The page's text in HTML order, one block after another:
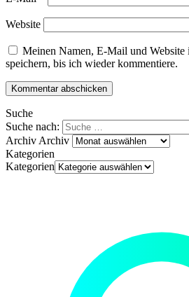
Website
Meinen Namen, E-Mail und Website
speichern, bis ich wieder kommentiere.
Suche
Suche nach:
Archiv Archiv
Kategorien
Kategorien